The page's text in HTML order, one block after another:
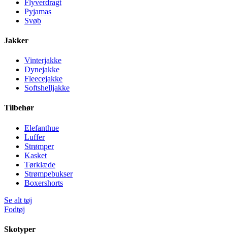
Flyverdragt
Pyjamas
Svøb
Jakker
Vinterjakke
Dynejakke
Fleecejakke
Softshelljakke
Tilbehør
Elefanthue
Luffer
Strømper
Kasket
Tørklæde
Strømpebukser
Boxershorts
Se alt tøj
Fodtøj
Skotyper